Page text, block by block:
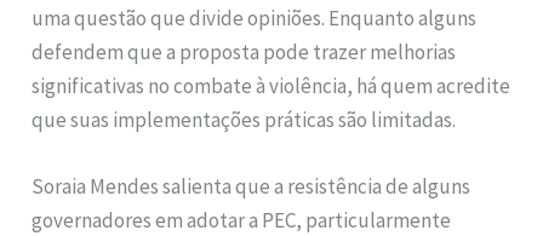
uma questão que divide opiniões. Enquanto alguns
defendem que a proposta pode trazer melhorias
significativas no combate à violência, há quem acredite
que suas implementações práticas são limitadas.
Soraia Mendes salienta que a resistência de alguns
governadores em adotar a PEC, particularmente